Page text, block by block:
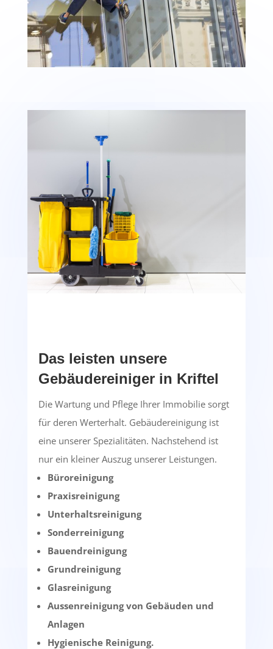
Das leisten unsere
Gebäudereiniger in Kriftel
Die Wartung und Pflege Ihrer Immobilie sorgt
für deren Werterhalt. Gebäudereinigung ist
eine unserer Spezialitäten. Nachstehend ist
nur ein kleiner Auszug unserer Leistungen.
Büroreinigung
Praxisreinigung
Unterhaltsreinigung
Sonderreinigung
Bauendreinigung
Grundreinigung
Glasreinigung
Aussenreinigung von Gebäuden und
Anlagen
Hygienische Reinigung.